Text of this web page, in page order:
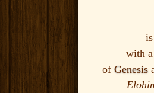
) with
of Genesis